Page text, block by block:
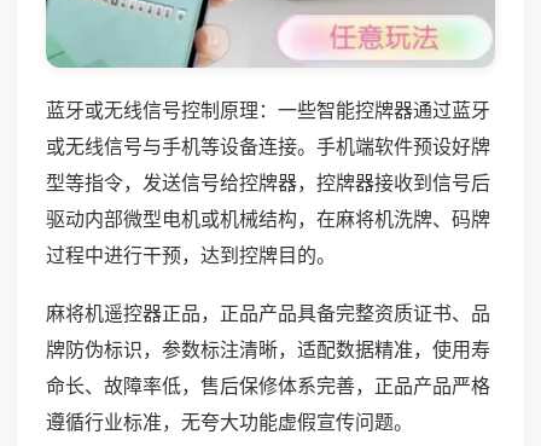
蓝牙或无线信号控制原理：一些智能控牌器通过蓝牙
或无线信号与手机等设备连接。手机端软件预设好牌
型等指令，发送信号给控牌器，控牌器接收到信号后
驱动内部微型电机或机械结构，在麻将机洗牌、码牌
过程中进行干预，达到控牌目的。
麻将机遥控器正品，正品产品具备完整资质证书、品
牌防伪标识，参数标注清晰，适配数据精准，使用寿
命长、故障率低，售后保修体系完善，正品产品严格
遵循行业标准，无夸大功能虚假宣传问题。